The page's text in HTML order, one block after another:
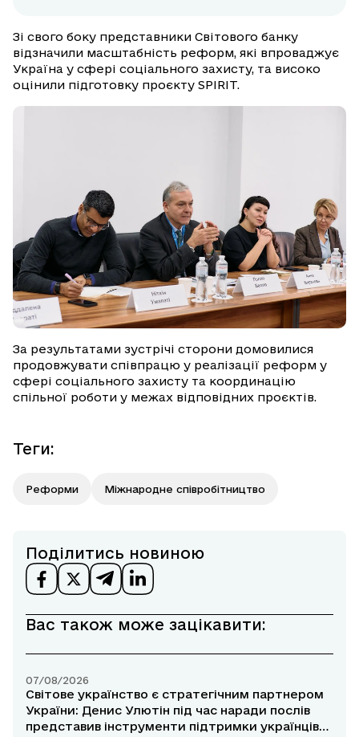
Зі свого боку представники Світового банку
відзначили масштабність реформ, які впроваджує
Україна у сфері соціального захисту, та високо
оцінили підготовку проєкту SPIRIT.
За результатами зустрічі сторони домовилися
продовжувати співпрацю у реалізації реформ у
сфері соціального захисту та координацію
спільної роботи у межах відповідних проєктів.
Теги:
Реформи Міжнародне співробітництво
Поділитись новиною
Вас також може зацікавити:
07/08/2026
Світове українство є стратегічним партнером
України: Денис Улютін під час наради послів
представив інструменти підтримки українців